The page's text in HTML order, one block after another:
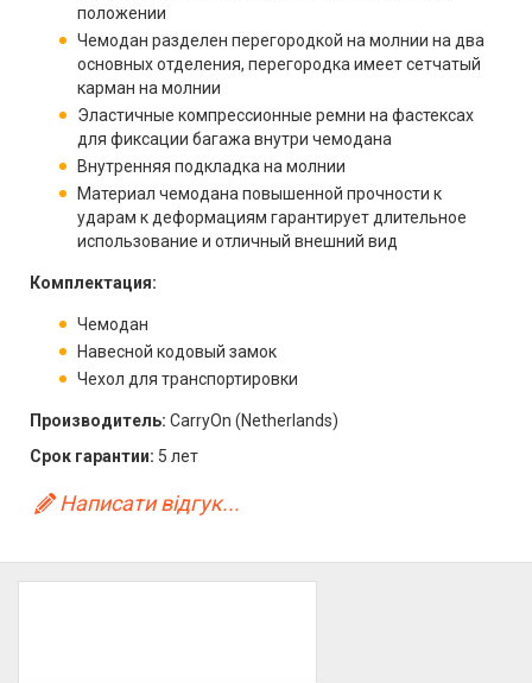
положении
Чемодан разделен перегородкой на молнии на два
основных отделения, перегородка имеет сетчатый
карман на молнии
Эластичные компрессионные ремни на фастексах
для фиксации багажа внутри чемодана
Внутренняя подкладка на молнии
Материал чемодана повышенной прочности к
ударам к деформациям гарантирует длительное
использование и отличный внешний вид
Комплектация:
Чемодан
Навесной кодовый замок
Чехол для транспортировки
Производитель: CarryOn (Netherlands)
Срок гарантии: 5 лет
Написати відгук...